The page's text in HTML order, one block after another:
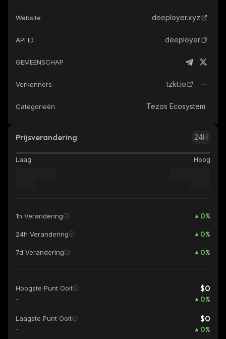
Website deeployer.xyz
API ID deeployer
GEMEENSCHAP
Verkenners tzkt.io
Categorieën Tezos Ecosystem
Prijsverandering 24H
Laag Hoog
1h Verandering 0%
24h Verandering 0%
7d Verandering 0%
Hoogste Punt Ooit $0
- 0%
Laagste Punt Ooit $0
- 0%